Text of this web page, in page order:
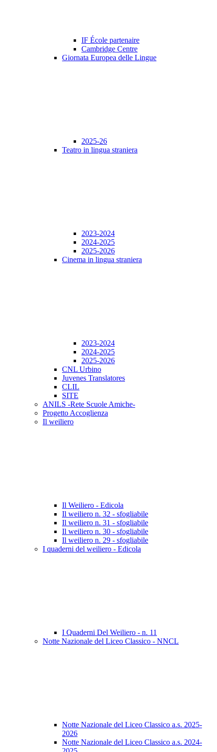
IF École partenaire
Cambridge Centre
Giornata Europea delle Lingue
2025-26
Teatro in lingua straniera
2023-2024
2024-2025
2025-2026
Cinema in lingua straniera
2023-2024
2024-2025
2025-2026
CNL Urbino
Juvenes Translatores
CLIL
SITE
ANILS -Rete Scuole Amiche-
Progetto Accoglienza
Il weiliero
Il Weiliero - Edicola
Il weiliero n. 32 - sfogliabile
Il weiliero n. 31 - sfogliabile
Il weiliero n. 30 - sfogliabile
Il weiliero n. 29 - sfogliabile
I quaderni del weiliero - Edicola
I Quaderni Del Weiliero - n. 11
Notte Nazionale del Liceo Classico - NNCL
Notte Nazionale del Liceo Classico a.s. 2025-
2026
Notte Nazionale del Liceo Classico a.s. 2024-